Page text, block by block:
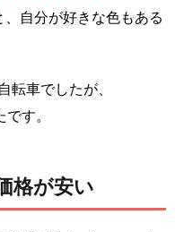
自分が好きな色もある
転車でしたが、
す。
格が安い